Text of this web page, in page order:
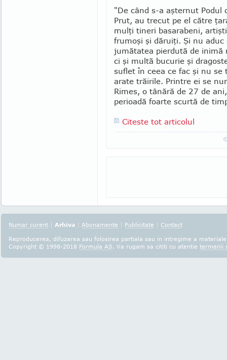
"De când s-a aşternut Podul
Prut, au trecut pe el către
mulţi tineri basarabeni,
frumoşi şi dăruiţi. Şi nu aduc
jumătatea pierdută de inimă
ci şi multă bucurie şi
suflet în ceea ce fac şi nu se
arate trăirile. Printre ei se
Rimes, o tânără de 27 de
perioadă foarte scurtă de
Citeste tot articolul
Numar curent | Arhiva | Abonamente | Publicitate | Contact
Reproducerea, difuzarea sau folosirea partiala sau in intregime a
Copyright © 1998-2018 Formula AS. Va rugam sa cititi cu atentie termenii